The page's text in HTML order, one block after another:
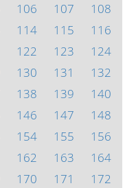
106 107
108
114 115
116
122 123
124
130 131
132
138 139
140
146 147
148
154 155
156
162 163
164
170 171
172